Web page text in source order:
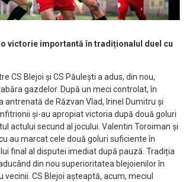
o victorie importantă în tradiționalul duel cu
CS Blejoi și CS Păulești a adus, din nou,
gazdelor. După un meci controlat, în
antrenată de Răzvan Vlad, Irinel Dumitru și
și-au apropiat victoria după două goluri
actului secund al jocului. Valentin Toroiman și
au marcat cele două goluri suficiente în
final al disputei imediat după pauză. Tradiția
din nou superioritatea blejoienilor în
vecinii. CS Blejoi așteaptă, acum, meciul